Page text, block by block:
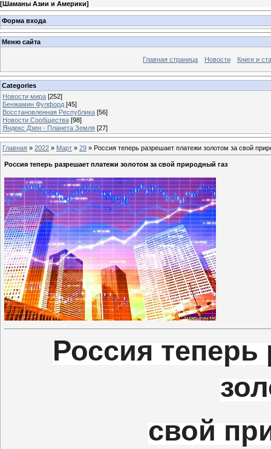
[Шаманы Азии и Америки]
Форма входа
Меню сайта
Главная страница Новости Книги и
Categories
Новости мира [252]
Бенжамин Фулфорд [45]
Восстановленная Республика [56]
Новости Сообщества [98]
Яндекс Дзен - Планета Земля [27]
Главная » 2022 » Март » 29 » Россия теперь разрешает платежи золотом за свой
Россия теперь разрешает платежи золотом за свой природный газ
Россия
свой